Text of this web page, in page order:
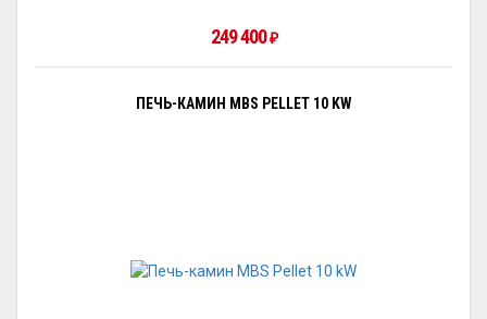
249 400₽
ПЕЧЬ-КАМИН MBS PELLET 10 KW